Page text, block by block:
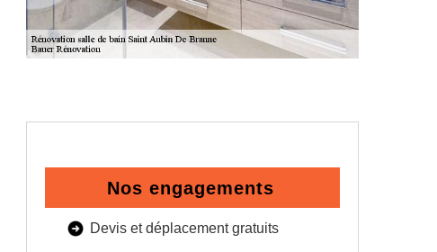
Nos engagements
Devis et déplacement gratuits